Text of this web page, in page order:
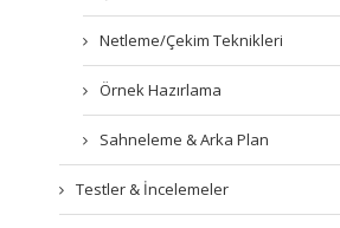
Netleme/Çekim Teknikleri
Örnek Hazırlama
Sahneleme & Arka Plan
Testler & İncelemeler